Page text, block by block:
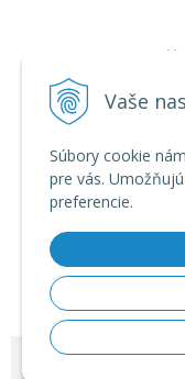
Vaše
Súbory cookie
pre vás.
preferencie.
© 2026 INSPO |